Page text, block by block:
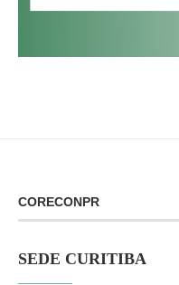
CORECONPR
SEDE CURITIBA